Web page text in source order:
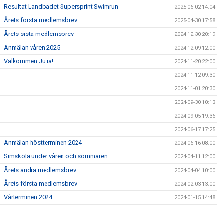
Resultat Landbadet Supersprint Swimrun 2025-06-02 14:04
Årets första medlemsbrev 2025-04-30 17:58
Årets sista medlemsbrev 2024-12-30 20:19
Anmälan våren 2025 2024-12-09 12:00
Välkommen Julia! 2024-11-20 22:00
2024-11-12 09:30
2024-11-01 20:30
2024-09-30 10:13
2024-09-05 19:36
2024-06-17 17:25
Anmälan höstterminen 2024 2024-06-16 08:00
Simskola under våren och sommaren 2024-04-11 12:00
Årets andra medlemsbrev 2024-04-04 10:00
Årets första medlemsbrev 2024-02-03 13:00
Vårterminen 2024 2024-01-15 14:48